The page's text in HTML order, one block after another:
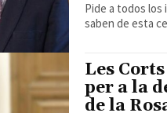
Pide a todos
saben de esta
Les
per a la
de la